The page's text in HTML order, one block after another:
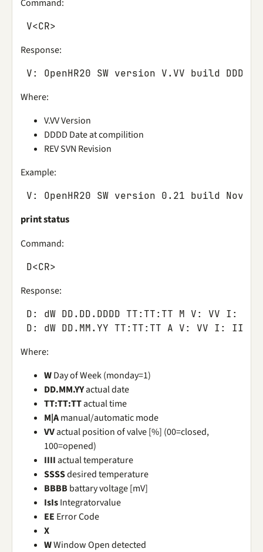
Command:
V<CR>
Response:
V: OpenHR20 SW version V. VV build DDDD
Where:
V.VV Version
DDDD Date at compilition
REV SVN Revision
Example:
V: OpenHR20 SW version 0.21 build Nov
print status
Command:
D<CR>
Response:
D: dW DD. DD. DDDD TT:TT:TT M V: VV I :
D: dW DD. MM.YY TT:TT:TT A V: VV I : IIII
Where:
WDay of Week (monday=1)
DD.MM.YYactual date
TT:TT:TTactual time
M|Amanual/automatic mode
VVactual position of valve [%] (00=closed,
100=opened)
IIIIactual temperature
SSSSdesired temperature
BBBBbattary voltage [mV]
IsIsIntegratorvalue
EE Error Code
X
WWindow Open detected